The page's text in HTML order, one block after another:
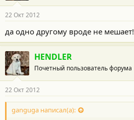
22 Окт 2012
да одно другому вроде не мешает!
HENDLER
Почетный пользователь форума
22 Окт 2012
ganguga написал(а):